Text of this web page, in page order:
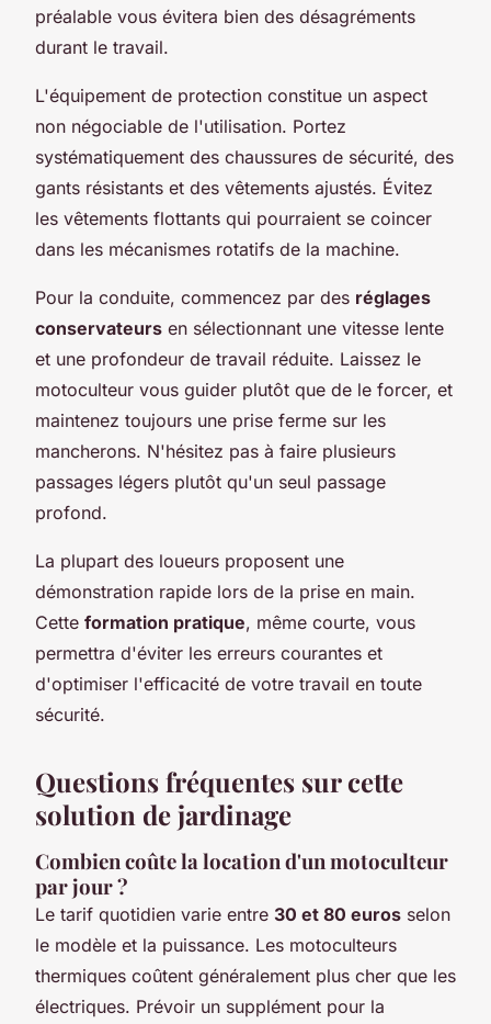
préalable vous évitera bien des désagréments
durant le travail.
L'équipement de protection constitue un aspect
non négociable de l'utilisation. Portez
systématiquement des chaussures de sécurité, des
gants résistants et des vêtements ajustés. Évitez
les vêtements flottants qui pourraient se coincer
dans les mécanismes rotatifs de la machine.
Pour la conduite, commencez par des réglages
conservateurs en sélectionnant une vitesse lente
et une profondeur de travail réduite. Laissez le
motoculteur vous guider plutôt que de le forcer, et
maintenez toujours une prise ferme sur les
mancherons. N'hésitez pas à faire plusieurs
passages légers plutôt qu'un seul passage
profond.
La plupart des loueurs proposent une
démonstration rapide lors de la prise en main.
Cette formation pratique, même courte, vous
permettra d'éviter les erreurs courantes et
d'optimiser l'efficacité de votre travail en toute
sécurité.
Questions fréquentes sur cette
solution de jardinage
Combien coûte la location d'un motoculteur
par jour ?
Le tarif quotidien varie entre 30 et 80 euros selon
le modèle et la puissance. Les motoculteurs
thermiques coûtent généralement plus cher que les
électriques. Prévoir un supplément pour la